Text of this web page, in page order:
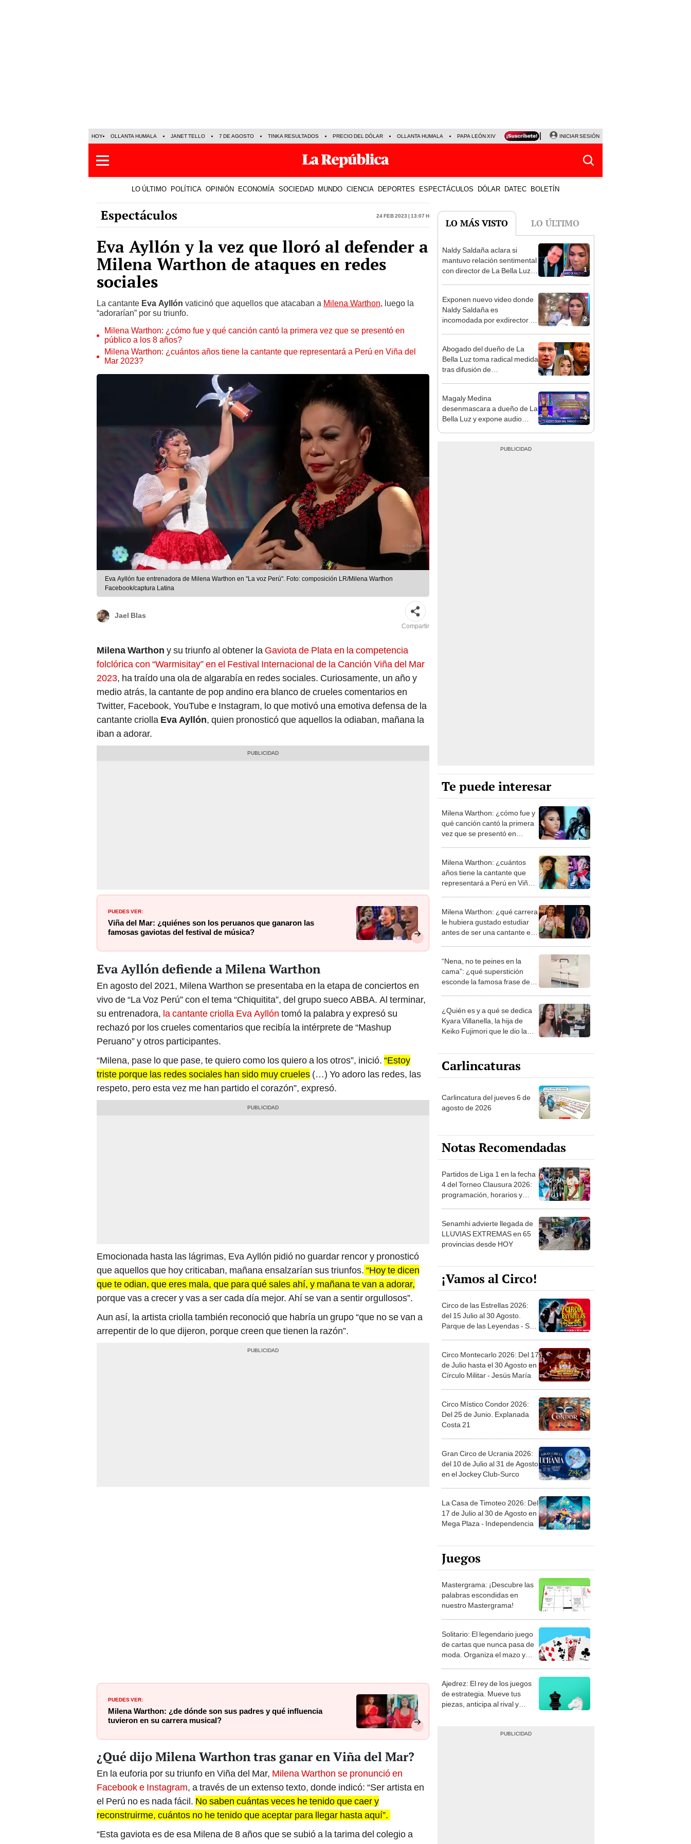
HOY OLLANTA HUMALA JANET TELLO 7 DE AGOSTO TINKA RESULTADOS PRECIO DEL DÓLAR OLLANTA HUMALA PAPA LEÓN XIV NALDY SALDAÑA LA BELLA LUZ
INICIAR SESIÓN
LO ÚLTIMO POLÍTICA OPINIÓN ECONOMÍA SOCIEDAD MUNDO CIENCIA DEPORTES ESPECTÁCULOS DÓLAR DATEC BOLETÍN
Espectáculos 24 Feb 2023 | 13:07 h
Eva Ayllón y la vez que lloró al defender a
Milena Warthon de ataques en redes
sociales
La cantante Eva Ayllón vaticinó que aquellos que atacaban a Milena Warthon, luego la
“adorarían” por su triunfo.
Milena Warthon: ¿cómo fue y qué canción cantó la primera vez que se presentó en
público a los 8 años?
Milena Warthon: ¿cuántos años tiene la cantante que representará a Perú en Viña del
Mar 2023?
Eva Ayllón fue entrenadora de Milena Warthon en "La voz Perú". Foto: composición LR/Milena Warthon
Facebook/captura Latina
Jael Blas
Compartir
Milena Warthon y su triunfo al obtener la Gaviota de Plata en la competencia
folclórica con “Warmisitay” en el Festival Internacional de la Canción Viña del Mar
2023, ha traído una ola de algarabía en redes sociales. Curiosamente, un año y
medio atrás, la cantante de pop andino era blanco de crueles comentarios en
Twitter, Facebook, YouTube e Instagram, lo que motivó una emotiva defensa de la
cantante criolla Eva Ayllón, quien pronosticó que aquellos la odiaban, mañana la
iban a adorar.
PUEDES VER:
Viña del Mar: ¿quiénes son los peruanos que ganaron las
famosas gaviotas del festival de música?
Eva Ayllón defiende a Milena Warthon
En agosto del 2021, Milena Warthon se presentaba en la etapa de conciertos en
vivo de “La Voz Perú” con el tema “Chiquitita”, del grupo sueco ABBA. Al terminar,
su entrenadora, la cantante criolla Eva Ayllón tomó la palabra y expresó su
rechazó por los crueles comentarios que recibía la intérprete de “Mashup
Peruano” y otros participantes.
“Milena, pase lo que pase, te quiero como los quiero a los otros”, inició. “Estoy
triste porque las redes sociales han sido muy crueles (…) Yo adoro las redes, las
respeto, pero esta vez me han partido el corazón”, expresó.
Emocionada hasta las lágrimas, Eva Ayllón pidió no guardar rencor y pronosticó
que aquellos que hoy criticaban, mañana ensalzarían sus triunfos. “Hoy te dicen
que te odian, que eres mala, que para qué sales ahí, y mañana te van a adorar,
porque vas a crecer y vas a ser cada día mejor. Ahí se van a sentir orgullosos”.
Aun así, la artista criolla también reconoció que habría un grupo “que no se van a
arrepentir de lo que dijeron, porque creen que tienen la razón”.
PUEDES VER:
Milena Warthon: ¿de dónde son sus padres y qué influencia
tuvieron en su carrera musical?
¿Qué dijo Milena Warthon tras ganar en Viña del Mar?
En la euforia por su triunfo en Viña del Mar, Milena Warthon se pronunció en
Facebooke Instagram, a través de un extenso texto, donde indicó: “Ser artista en
el Perú no es nada fácil. No saben cuántas veces he tenido que caer y
reconstruirme, cuántos no he tenido que aceptar para llegar hasta aquí”.
“Esta gaviota es de esa Milena de 8 años que se subió a la tarima del colegio a
LO MÁS VISTO LO ÚLTIMO
1
Naldy Saldaña aclara si
mantuvo relación sentimental
con director de La Bella Luz
bajo”
2
Exponen nuevo video donde
Naldy Saldaña es
incomodada por exdirector de
3
Abogado del dueño de La
Bella Luz toma radical medida
tras difusión de
4
Magaly Medina
desenmascara a dueño de La
Bella Luz y expone audio
Te puede interesar
Milena Warthon: ¿cómo fue y
qué canción cantó la primera
vez que se presentó en
Milena Warthon: ¿cuántos
años tiene la cantante que
representará a Perú en Viña
Milena Warthon: ¿qué carrera
le hubiera gustado estudiar
antes de ser una cantante e
“Nena, no te peines en la
cama”: ¿qué superstición
esconde la famosa frase de
¿Quién es y a qué se dedica
Kyara Villanella, la hija de
Keiko Fujimori que le dio la
Carlincaturas
Carlincatura del jueves 6 de
agosto de 2026
Notas Recomendadas
Partidos de Liga 1 en la fecha
4 del Torneo Clausura 2026:
programación, horarios y
Senamhi advierte llegada de
LLUVIAS EXTREMAS en 65
provincias desde HOY
¡Vamos al Circo!
Circo de las Estrellas 2026:
del 15 Julio al 30 Agosto.
Parque de las Leyendas - San
Circo Montecarlo 2026: Del 17
de Julio hasta el 30 Agosto en
Círculo Militar - Jesús María
Circo Místico Condor 2026:
Del 25 de Junio. Explanada
Costa 21
Gran Circo de Ucrania 2026:
del 10 de Julio al 31 de Agosto
en el Jockey Club-Surco
La Casa de Timoteo 2026: Del
17 de Julio al 30 de Agosto en
Mega Plaza - Independencia
Juegos
Mastergrama: ¡Descubre las
palabras escondidas en
nuestro Mastergrama!
Solitario: El legendario juego
de cartas que nunca pasa de
moda. Organiza el mazo y
Ajedrez: El rey de los juegos
de estrategia. Mueve tus
piezas, anticipa al rival y